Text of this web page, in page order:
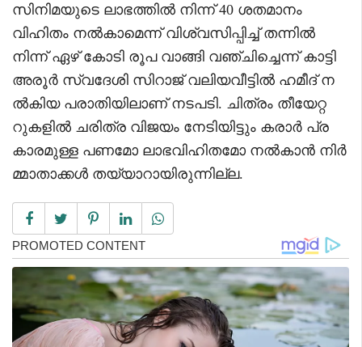
സിനിമയുടെ ലാഭത്തിൽ നിന്ന് 40 ശതമാനം
വിഹിതം നൽകാമെന്ന് വിശ്വസിപ്പിച്ച് തന്നിൽ
നിന്ന് ഏഴ് കോടി രൂപ വാങ്ങി വഞ്ചിച്ചെന്ന് കാട്ടി
അരൂർ സ്വദേശി സിറാജ് വലിയവീട്ടിൽ ഹമീദ് ന
ൽകിയ പരാതിയിലാണ് നടപടി. ചിത്രം തീയേറ്റ
റുകളിൽ ചരിത്ര വിജയം നേടിയിട്ടും കരാർ പ്ര
കാരമുള്ള പണമോ ലാഭവിഹിതമോ നൽകാൻ നിർ
മ്മാതാക്കൾ തയ്യാറായിരുന്നില്ല.